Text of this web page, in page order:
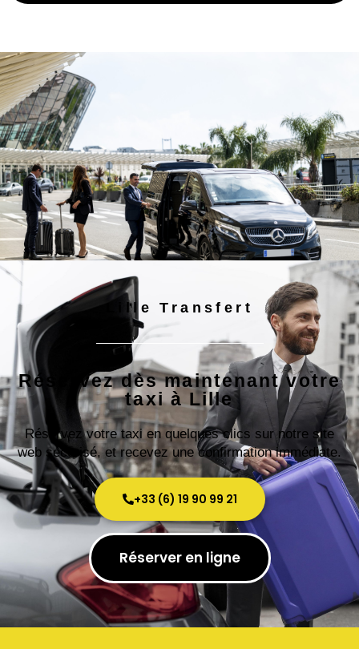
Lille Transfert
Réservez dès maintenant votre
taxi à Lille
Réservez votre taxi en quelques clics sur notre site
web sécurisé, et recevez une confirmation immédiate.
+33 (6) 19 90 99 21
Réserver en ligne